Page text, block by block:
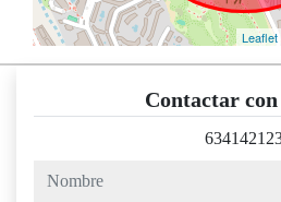
Leaflet
Contactar con
nombre